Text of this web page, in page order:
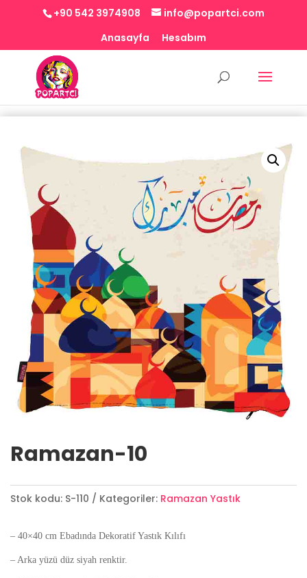
+90 542 3974908
info@popartci.com
Anasayfa
Hesabım
Ramazan-10
Stok kodu: S-110 Kategoriler: Ramazan Yastık
– 40×40 cm Ebadında Dekoratif Yastık Kılıfı
– Arka yüzü düz siyah renktir.